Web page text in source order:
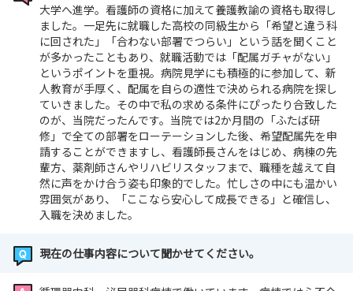
大学へ進学。看護師の資格に加えて養護教諭の資格も取得し
ました。一足先に就職した高校の同級生から「希望と違う科
に回された」「合わない部署でつらい」という話を聞くこと
が多かったこともあり、就職活動では「配属ガチャがない」
というポイントを重視。病院見学にも積極的に参加して、新
人教育が手厚く、配属を自らの適性で決められる病院を探し
ていきました。その中で私の求める条件にぴったり合致した
のが、当院だったんです。当院では2か月間の「ふたば研
修」で全ての部署をローテーションした後、希望配属先を申
請することができますし、看護師長さんをはじめ、病棟の先
輩方、薬剤師さんやリハビリスタッフまで、職種を越えて自
然に声をかけ合う姿も印象的でした。忙しさの中にも温かい
雰囲気があり、「ここなら安心して成長できる」と確信し、
入職を決めました。
現在の仕事内容について聞かせてください。